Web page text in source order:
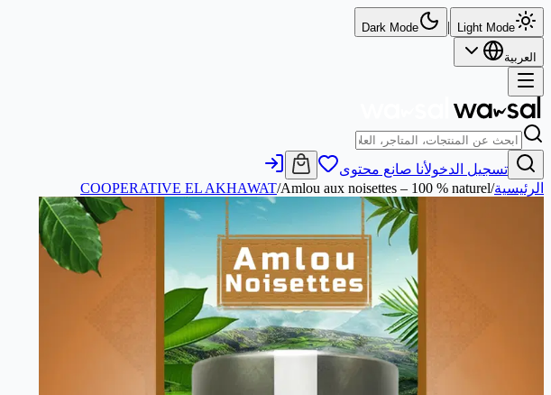
Light Mode
|
Dark Mode
العربية
تسجيل الدخولأنا صانع محتوى
الرئيسية/
COOPERATIVE EL AKHAWAT/Amlou aux noisettes – 100 % naturel